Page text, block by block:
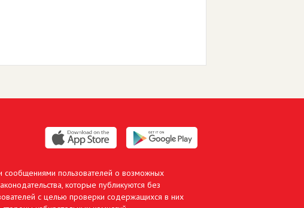
сообщениями пользователей о возможных
которые публикуются без
с целью проверки содержащихся в них